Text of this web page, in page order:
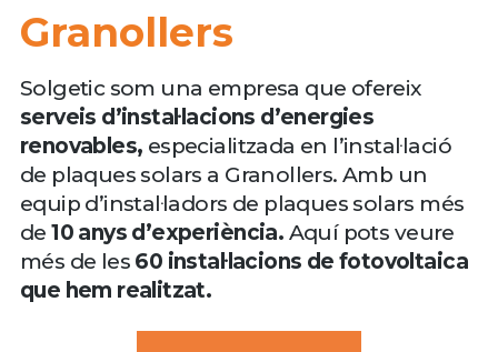
Granollers
Solgetic som una empresa que ofereix
serveis d’instal·lacions d’energies
renovables, especialitzada en l’instal·lació
de plaques solars a Granollers. Amb un
equip d’instal·ladors de plaques solars més
de10 anys d’experiència. Aquí pots veure
més de les 60 instal·lacions de fotovoltaica
que hem realitzat.